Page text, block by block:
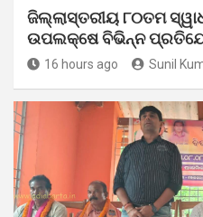
ଜିଲ୍ଲାସ୍ତରୀୟ ୮୦ତମ
ଉପଲକ୍ଷେ ବିଭିନ୍ନ
16 hours ago Sunil